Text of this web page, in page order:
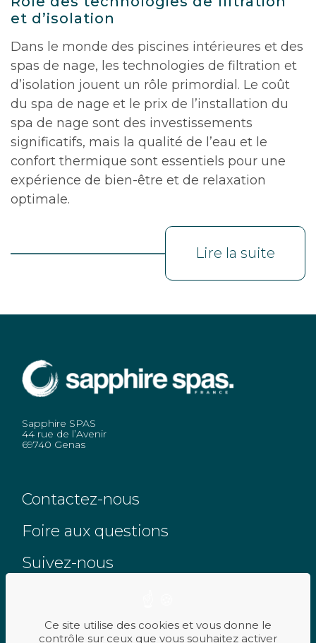
et d’isolation
Dans le monde des piscines intérieures et des
spas de nage, les technologies de filtration et
d’isolation jouent un rôle primordial. Le coût
du spa de nage et le prix de l’installation du
spa de nage sont des investissements
significatifs, mais la qualité de l’eau et le
confort thermique sont essentiels pour une
expérience de bien-être et de relaxation
optimale.
Lire la suite
Sapphire SPAS
44 rue de l’Avenir
69740 Genas
Contactez-nous
Foire aux questions
Suivez-nous
Ce site utilise des cookies et vous donne le
contrôle sur ceux que vous souhaitez activer